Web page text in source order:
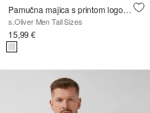
Pamučna majica s printom logotipa
s.Oliver Men Tall Sizes
15,99 €